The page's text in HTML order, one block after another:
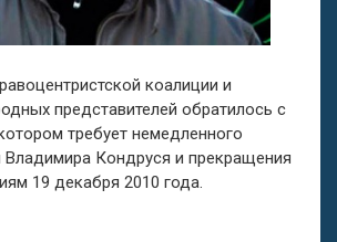
коалиции и
представителей обратилось с
требует немедленного
Кондруся и прекращения
19 декабря 2010 года.